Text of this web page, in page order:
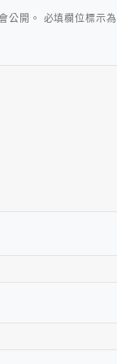
公開。 必填欄位標示